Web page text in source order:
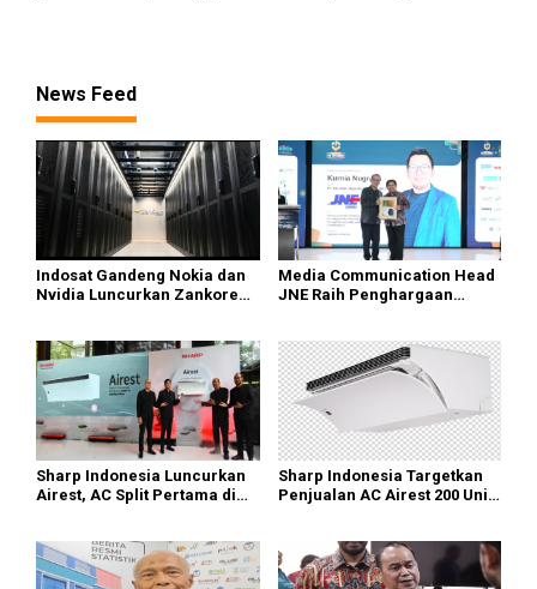
News Feed
Indosat Gandeng Nokia dan
Nvidia Luncurkan Zankore
Media Communication Head
JNE Raih Penghargaan
Sharp Indonesia Luncurkan
Airest, AC Split Pertama di
Sharp Indonesia Targetkan
Penjualan AC Airest 200 Unit